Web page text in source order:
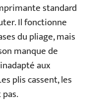
standard
Il fonctionne
du pliage, mais
manque de
aux
plis cassent, les